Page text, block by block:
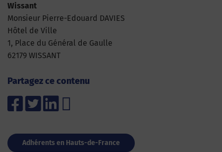
Wissant
Monsieur Pierre-Edouard DAVIES
Hôtel de Ville
1, Place du Général de Gaulle
62179 WISSANT
Partagez ce contenu
Adhérents en Hauts-de-France